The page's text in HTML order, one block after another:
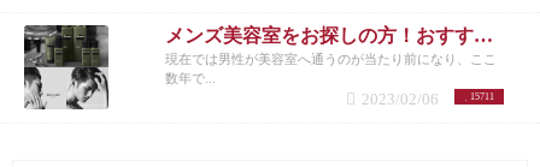
メンズ美容室をお探しの方！おすすめメニューまとめ
現在では男性が美容室へ通うのが当たり前になり、ここ
数年で...
15711
2023/02/06